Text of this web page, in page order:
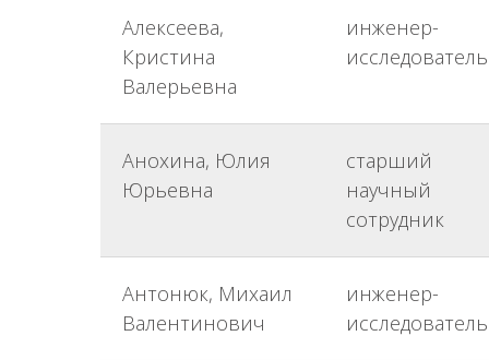
Алексеева,
Кристина
Валерьевна
инженер-
исследователь
Анохина, Юлия
Юрьевна
старший
научный
сотрудник
Антонюк, Михаил
Валентинович
инженер-
исследователь